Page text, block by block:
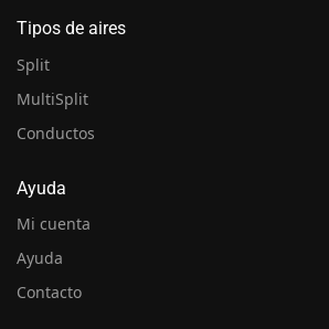
Tipos de aires
Split
MultiSplit
Conductos
Ayuda
Mi cuenta
Ayuda
Contacto